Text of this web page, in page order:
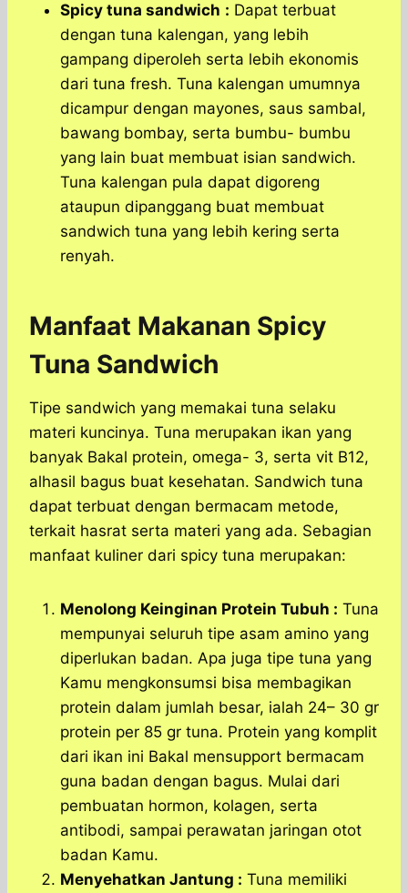
Spicy tuna sandwich : Dapat terbuat
dengan tuna kalengan, yang lebih
gampang diperoleh serta lebih ekonomis
dari tuna fresh. Tuna kalengan umumnya
dicampur dengan mayones, saus sambal,
bawang bombay, serta bumbu- bumbu
yang lain buat membuat isian sandwich.
Tuna kalengan pula dapat digoreng
ataupun dipanggang buat membuat
sandwich tuna yang lebih kering serta
renyah.
Manfaat Makanan Spicy
Tuna Sandwich
Tipe sandwich yang memakai tuna selaku
materi kuncinya. Tuna merupakan ikan yang
banyak Bakal protein, omega- 3, serta vit B12,
alhasil bagus buat kesehatan. Sandwich tuna
dapat terbuat dengan bermacam metode,
terkait hasrat serta materi yang ada. Sebagian
manfaat kuliner dari spicy tuna merupakan:
Menolong Keinginan Protein Tubuh : Tuna
mempunyai seluruh tipe asam amino yang
diperlukan badan. Apa juga tipe tuna yang
Kamu mengkonsumsi bisa membagikan
protein dalam jumlah besar, ialah 24– 30 gr
protein per 85 gr tuna. Protein yang komplit
dari ikan ini Bakal mensupport bermacam
guna badan dengan bagus. Mulai dari
pembuatan hormon, kolagen, serta
antibodi, sampai perawatan jaringan otot
badan Kamu.
Menyehatkan Jantung : Tuna memiliki